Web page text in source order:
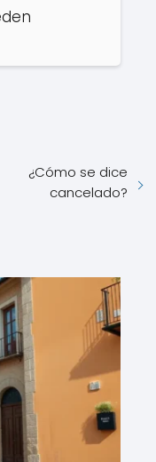
¿Cómo se dice
cancelado?